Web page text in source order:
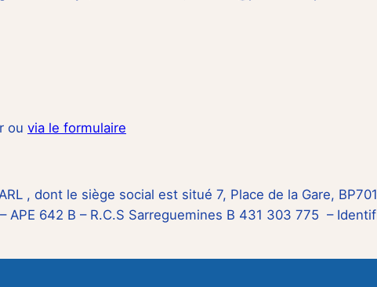
ou via le formulaire
, dont le siège social est situé 7, Place de la Gare,
APE 642 B – R.C.S Sarreguemines B 431 303 775 –